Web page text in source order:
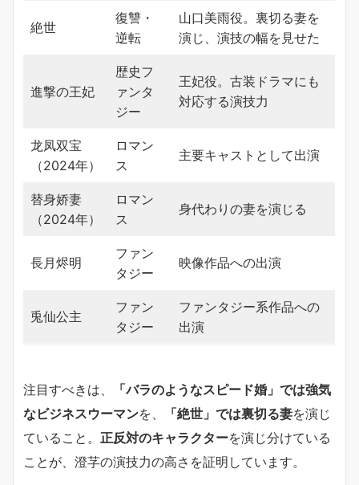
絶世
復讐・
逆転
山口美雨役。裏切る妻を
演じ、演技の幅を見せた
進撃の王妃
歴史フ
ァンタ
ジー
王妃役。古装ドラマにも
対応する演技力
龙凤双宝
（2024年）
ロマン
ス
主要キャストとして出演
替身娇妻
（2024年）
ロマン
ス
身代わりの妻を演じる
長月烬明
ファン
タジー
映像作品への出演
兎仙公主
ファン
タジー
ファンタジー系作品への
出演
注目すべきは、
「バラのようなスピード婚」では強気
なビジネスウーマンを、 「絶世」では裏切る妻を演じ
ていること。 正反対のキャラクターを演じ分けている
ことが、澄芓の演技力の高さを証明しています。